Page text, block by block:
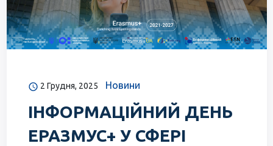
2 Грудня, 2025 Новини
ІНФОРМАЦІЙНИЙ ДЕНЬ
ЕРАЗМУС+ У СФЕРІ